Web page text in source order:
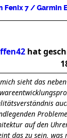
Fenix 7 / Garmin
hat
sieht das
auf den
das zu sein, was